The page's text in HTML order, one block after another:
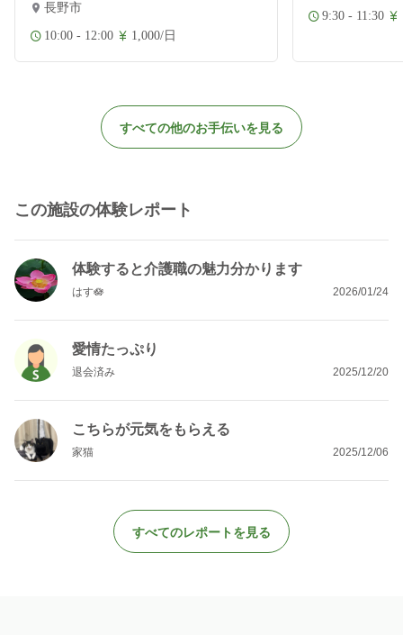
長野市
10:00 - 12:00 1,000/日
9:30 - 11:30
すべての他のお手伝いを見る
この施設の体験レポート
体験すると介護職の魅力分かります
はす🪷 2026/01/24
愛情たっぷり
退会済み 2025/12/20
こちらが元気をもらえる
家猫 2025/12/06
すべてのレポートを見る